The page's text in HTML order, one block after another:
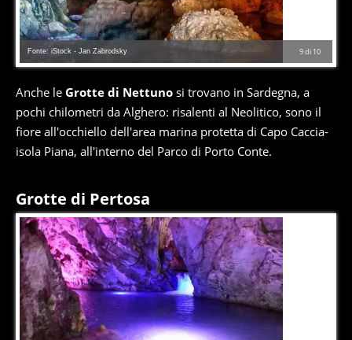
9di 10
Fonte: iStock - Jan Zabrodsky
Anche le Grotte di Nettuno si trovano in Sardegna, a
pochi chilometri da Alghero: risalenti al Neolitico, sono il
fiore all'occhiello dell'area marina protetta di Capo Caccia-
isola Piana, all'interno del Parco di Porto Conte.
Grotte di Pertosa